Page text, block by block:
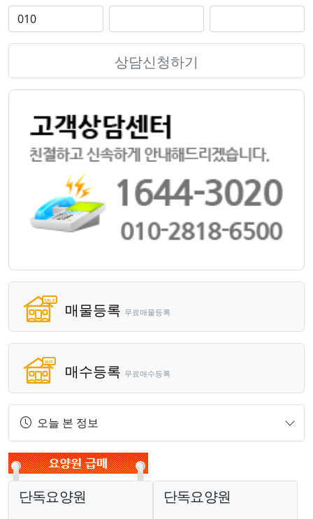
상담신청하기
매물등록 무료매물등록
매수등록 무료매수등록
오늘 본 정보
단독요양원 단독요양원